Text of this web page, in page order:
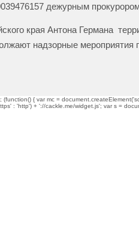
дежурным
края Антона Германа
надзорные мероприятия
{ var mc =
: 'http') + '://cackle.me/widget.js'; var s =